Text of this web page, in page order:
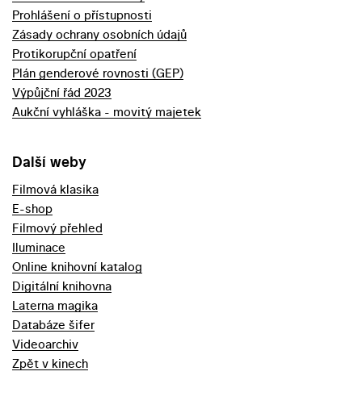
Prohlášení o přístupnosti
Zásady ochrany osobních údajů
Protikorupční opatření
Plán genderové rovnosti (GEP)
Výpůjční řád 2023
Aukční vyhláška - movitý majetek
Další weby
Filmová klasika
E-shop
Filmový přehled
Iluminace
Online knihovní katalog
Digitální knihovna
Laterna magika
Databáze šifer
Videoarchiv
Zpět v kinech